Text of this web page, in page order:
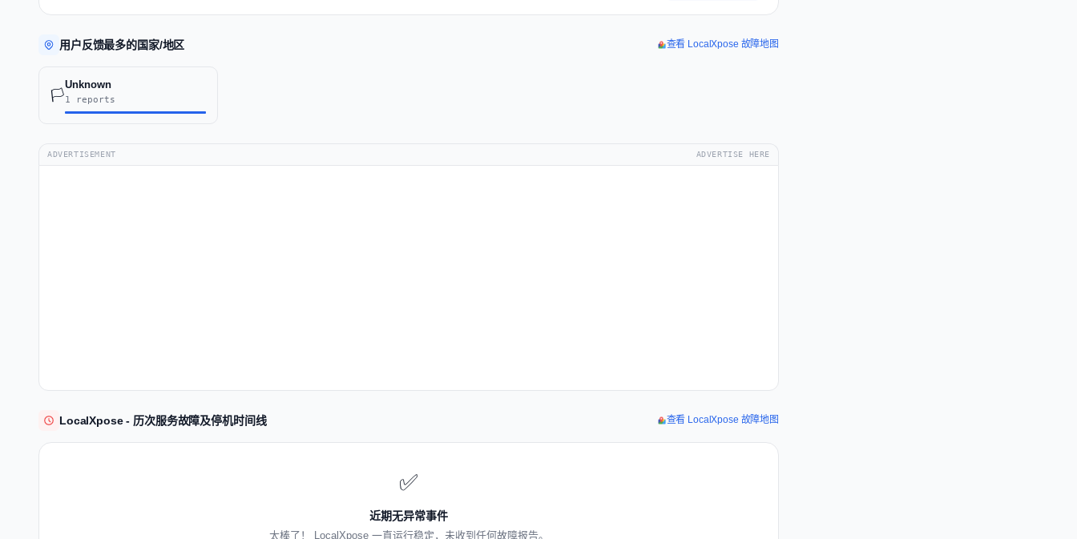
用户反馈最多的国家/地区 查看 LocalXpose 故障地图
🏳️
Unknown
1 reports
ADVERTISEMENT ADVERTISE HERE
LocalXpose - 历次服务故障及停机时间线 查看 LocalXpose 故障地图
✅
近期无异常事件
太棒了！ LocalXpose 一直运行稳定，未收到任何故障报告。